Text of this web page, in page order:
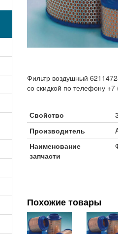
Фильтр воздушный
со скидкой по телефону
Свойство
Производитель
Наименование
запчасти
Похожие товары